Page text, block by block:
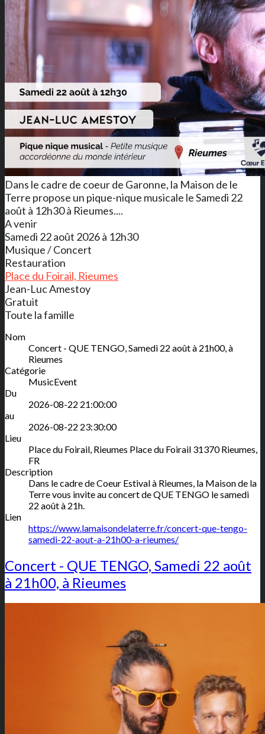
Dans le cadre de coeur de Garonne, la Maison de le
Terre propose un pique-nique musicale le Samedi 22
août à 12h30 à Rieumes....
A venir
Samedi 22 août 2026 à 12h30
Musique / Concert
Restauration
Place du Foirail, Rieumes
Jean-Luc Amestoy
Gratuit
Toute la famille
Nom
Concert - QUE TENGO, Samedi 22 août à 21h00, à
Rieumes
Catégorie
MusicEvent
Du
2026-08-22 21:00:00
au
2026-08-22 23:30:00
Lieu
Place du Foirail, Rieumes Place du Foirail 31370 Rieumes,
FR
Description
Dans le cadre de Coeur Estival à Rieumes, la Maison de la
Terre vous invite au concert de QUE TENGO le samedi
22 août à 21h.
Lien
https://www.lamaisondelaterre.fr/concert-que-tengo-
samedi-22-aout-a-21h00-a-rieumes/
Concert - QUE TENGO, Samedi 22 août
à 21h00, à Rieumes